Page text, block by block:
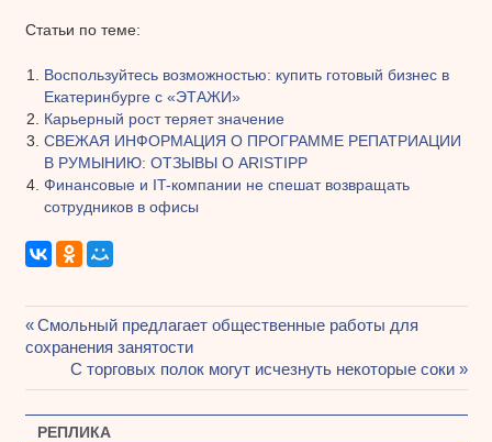
Статьи по теме:
Воспользуйтесь возможностью: купить готовый бизнес в
Екатеринбурге с «ЭТАЖИ»
Карьерный рост теряет значение
СВЕЖАЯ ИНФОРМАЦИЯ О ПРОГРАММЕ РЕПАТРИАЦИИ
В РУМЫНИЮ: ОТЗЫВЫ О ARISTIPP
Финансовые и IT-компании не спешат возвращать
сотрудников в офисы
Навигация
по
записям
Предыдущая
запись:
Смольный предлагает общественные работы для
сохранения занятости
Следующая
запись:
С торговых полок могут исчезнуть некоторые соки
РЕПЛИКА